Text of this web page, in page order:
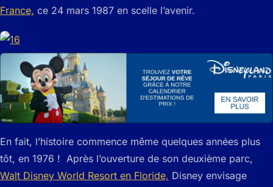
France, ce 24 mars 1987 en scelle l’avenir.
En fait, l’histoire commence même quelques années plus
tôt, en 1976 ! Après l’ouverture de son deuxième parc,
Walt Disney World Resort en Floride, Disney envisage